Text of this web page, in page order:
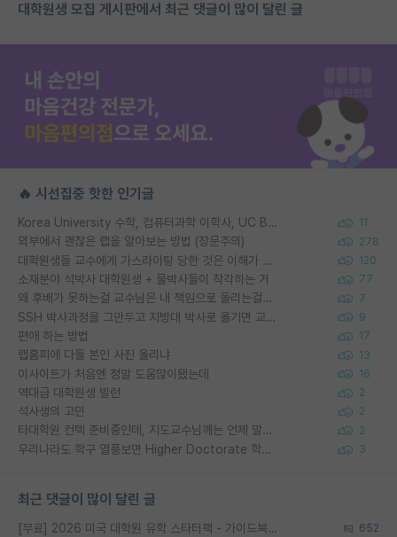
대학원생 모집 게시판에서 최근 댓글이 많이 달린 글
🔥 시선집중 핫한 인기글
Korea University 수학, 컴퓨터과학 이학사, UC Berkeley 산업공학 대학원 공학박사가 되는 것은 쉽지 않겠죠? 11
외부에서 괜찮은 랩을 알아보는 방법 (장문주의) 278
대학원생들 교수에게 가스라이팅 당한 것은 이해가 갑니다. 안타깝네요. 120
소재분야 석박사 대학원생 + 물박사들이 착각하는 거 77
왜 후배가 못하는걸 교수님은 내 책임으로 돌리는걸까요? 7
SSH 박사과정을 그만두고 지방대 박사로 옮기면 교수의 꿈은 끝일까요? 9
편애 하는 방법 17
랩홈피에 다들 본인 사진 올리냐 13
이사이트가 처음엔 정말 도움많이됐는데 16
역대급 대학원생 빌런 2
석사생의 고민 2
타대학원 컨텍 준비중인데, 지도교수님께는 언제 말씀드려야 할까요? 2
우리나라도 학구 열풍보면 Higher Doctorate 학위가 필요하다고 봅니다. 3
최근 댓글이 많이 달린 글
[무료] 2026 미국 대학원 유학 스타터팩 - 가이드북 & 합격자 컨택메일 템플릿 652